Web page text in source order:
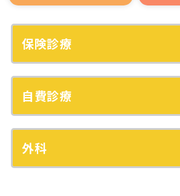
保険診療
自費診療
外科